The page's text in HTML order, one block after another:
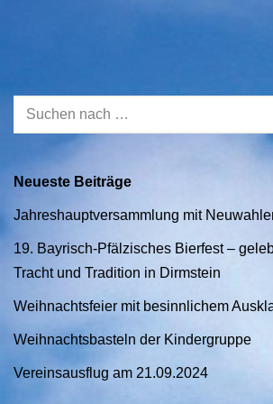
Neueste Beiträge
Jahreshauptversammlung mit
19. Bayrisch-Pfälzisches Bierfest –
Tracht und Tradition in Dirmstein
Weihnachtsfeier mit besinnlichem
Weihnachtsbasteln der Kindergruppe
Vereinsausflug am 21.09.2024